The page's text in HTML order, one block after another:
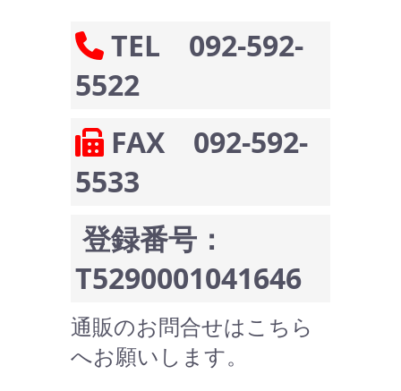
TEL 092-592-
5522
FAX 092-592-
5533
登録番号：
T5290001041646
通販のお問合せはこちら
へお願いします。